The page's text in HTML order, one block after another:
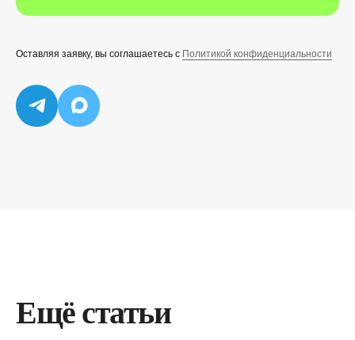
Оставляя заявку, вы соглашаетесь с Политикой конфиденциальности
Ещё статьи